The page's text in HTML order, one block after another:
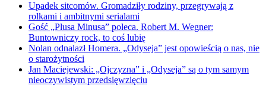
Upadek sitcomów. Gromadziły rodziny, przegrywają z
rolkami i ambitnymi serialami
Gość „Plusa Minusa” poleca. Robert M. Wegner:
Buntowniczy rock, to coś lubię
Nolan odnalazł Homera. „Odyseja” jest opowieścią o nas, nie
o starożytności
Jan Maciejewski: „Ojczyzna” i „Odyseja” są o tym samym
nieoczywistym przedsięwzięciu